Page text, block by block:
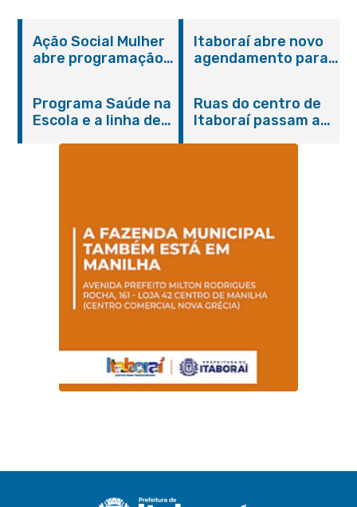
Ação Social Mulher
abre programação
serviços gratuitos e
orientações
Itaboraí abre novo
agendamento para
Programa Saúde na
Escola e a linha de
Magalhães Seabra
Ruas do centro de
Itaboraí passam a